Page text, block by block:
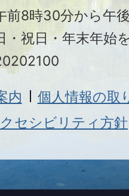
8時30分から午
・祝日・年末年始
内
個人情報の取
セシビリティ方針